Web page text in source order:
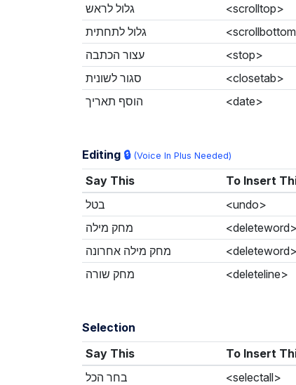
גלול לראש
<scrolltop>
גלול לתחתית
עצור הכתבה
<stop>
סגור לשונית
<closetab>
הוסף תאריך
<date>
Editing 🔒 (Voice In Plus Needed)
Say This
To Insert
בטל
<undo>
מחק מילה
<deleteword>
מחק מילה אחרונה
<deleteword>
מחק שורה
<deleteline>
Selection
Say This
To Insert
בחר הכל
<selectall>